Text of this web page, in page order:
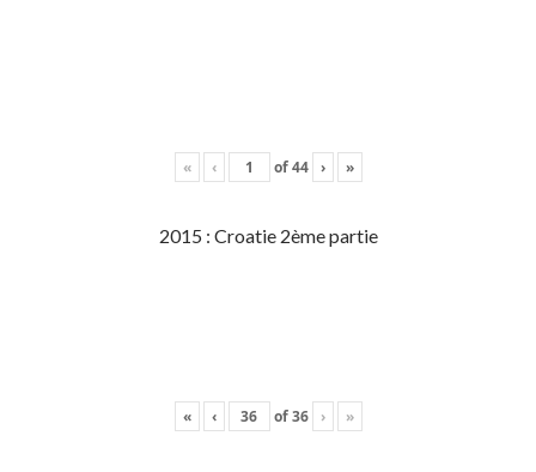
« ‹ of44 › »
2015 : Croatie 2ème partie
« ‹ of36 › »